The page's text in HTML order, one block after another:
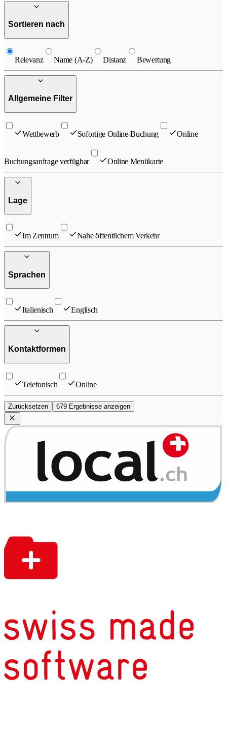
Sortieren nach
Relevanz Name (A-Z) Distanz Bewertung
Allgemeine Filter
Wettbewerb Sofortige Online-Buchung Online
Buchungsanfrage verfügbar Online Menükarte
Lage
Im Zentrum Nahe öffentlichem Verkehr
Sprachen
Italienisch Englisch
Kontaktformen
Telefonisch Online
Zurücksetzen 679 Ergebnisse anzeigen